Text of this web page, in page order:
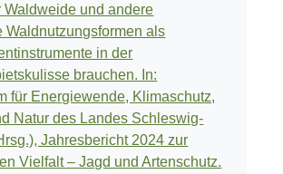
Waldweide und andere
Waldnutzungsformen als
in der
brauchen. In:
für Energiewende, Klimaschutz,
Natur des Landes Schleswig-
Jahresbericht 2024 zur
Vielfalt – Jagd und Artenschutz.